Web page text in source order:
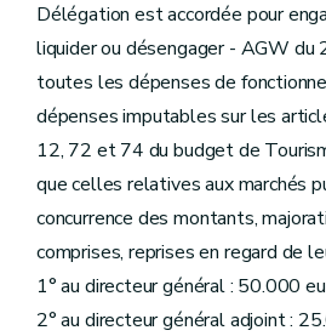
Délégation est accordée pour
liquider ou désengager - AGW du
toutes les dépenses de
dépenses imputables sur les
12, 72 et 74 du budget de
que celles relatives aux marchés
concurrence des montants,
comprises, reprises en regard de
1° au directeur général : 50.000
2° au directeur général adjoint :